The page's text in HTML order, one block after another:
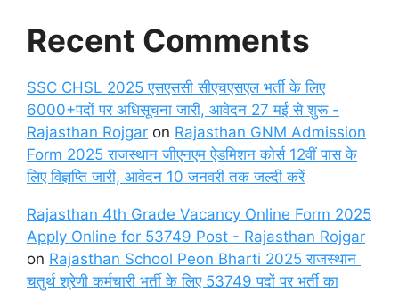
Recent Comments
SSC CHSL 2025 एसएससी सीएचएसएल भर्ती के लिए
6000+पदों पर अधिसूचना जारी, आवेदन 27 मई से शुरू -
Rajasthan Rojgar on Rajasthan GNM Admission
Form 2025 राजस्थान जीएनएम ऐडमिशन कोर्स 12वीं पास के
लिए विज्ञप्ति जारी, आवेदन 10 जनवरी तक जल्दी करें
Rajasthan 4th Grade Vacancy Online Form 2025
Apply Online for 53749 Post - Rajasthan Rojgar
on Rajasthan School Peon Bharti 2025 राजस्थान
चतुर्थ श्रेणी कर्मचारी भर्ती के लिए 53749 पदों पर भर्ती का